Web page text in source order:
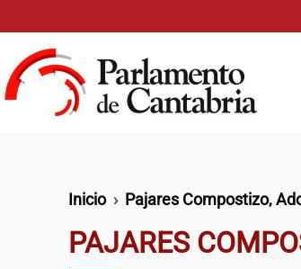
Ruta de
Inicio Pajares Compostizo,
PAJARES